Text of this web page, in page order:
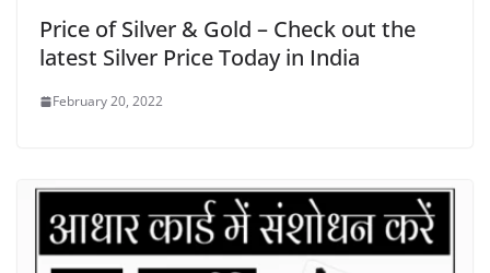
Price of Silver & Gold – Check out the
latest Silver Price Today in India
February 20, 2022